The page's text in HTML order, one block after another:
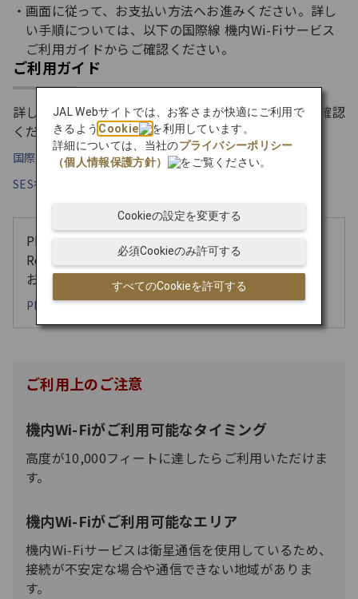
画面に従って、お支払い方法へお進みください。詳し
い手順については、以下の国際線 機内Wi-Fiサービス
ご利用ガイドからご確認ください。
ご利用ガイド
詳しいご利用方法は、国際線Wi-Fiご利用ガイドをご確認
ください。
国際線 機内Wi-Fiサービス ご利用ガイド（約 1.7MB）
SES社 国際線 機内Wi-Fiサービス ご利用ガイド（約 1.3MB）
PDFファイルをご覧いただく際は、「Adobe
Reader」が必要です。
お持ちでない方は以下よりご確認ください。
PDFについてのご案内
ご利用上のご注意
機内Wi-Fiがご利用可能なタイミング
高度が10,000フィートに達したらご利用いただけま
す。
機内Wi-Fiがご利用可能なエリア
機内Wi-Fiサービスは衛星通信を使用しているため、
接続が不安定な場合や通信できない地域がありま
す。
JAL Webサイトでは、お客さまが快適にご利用で
きるよう Cookie
を利用しています。
詳細については、当社のプライバシーポリシー
（個人情報保護方針）
をご覧ください。
すべてのCookieを許可する
必須Cookieのみ許可する
Cookieの設定を変更する